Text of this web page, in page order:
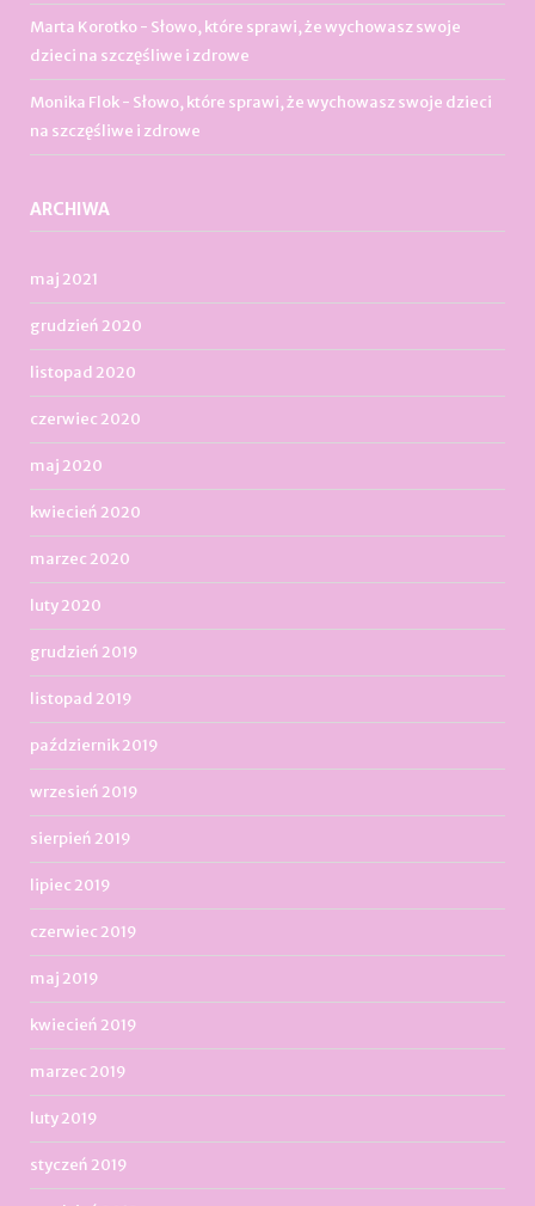
Marta Korotko- Słowo, które sprawi, że wychowasz swoje
dzieci na szczęśliwe i zdrowe
Monika Flok- Słowo, które sprawi, że wychowasz swoje dzieci
na szczęśliwe i zdrowe
ARCHIWA
maj 2021
grudzień 2020
listopad 2020
czerwiec 2020
maj 2020
kwiecień 2020
marzec 2020
luty 2020
grudzień 2019
listopad 2019
październik 2019
wrzesień 2019
sierpień 2019
lipiec 2019
czerwiec 2019
maj 2019
kwiecień 2019
marzec 2019
luty 2019
styczeń 2019